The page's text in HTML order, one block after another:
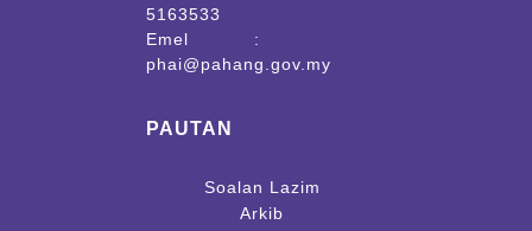
5163533
Emel :
phai@pahang.gov.my
PAUTAN
Soalan Lazim
Arkib